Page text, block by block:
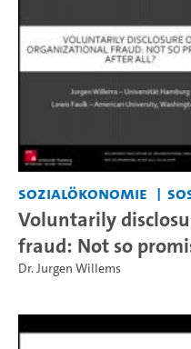
Sozialökonomie
Voluntarily
fraud: Not so
Dr. Jurgen Willems